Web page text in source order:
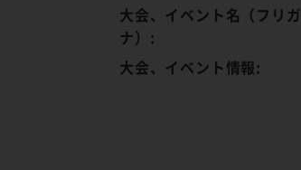
大会、イベント名（フリガ
ナ）:
大会、イベント情報: